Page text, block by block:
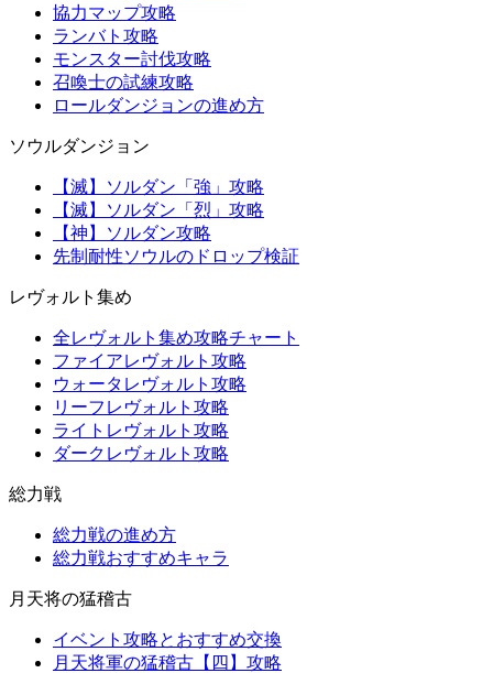
協力マップ攻略
ランバト攻略
モンスター討伐攻略
召喚士の試練攻略
ロールダンジョンの進め方
ソウルダンジョン
【滅】ソルダン「強」攻略
【滅】ソルダン「烈」攻略
【神】ソルダン攻略
先制耐性ソウルのドロップ検証
レヴォルト集め
全レヴォルト集め攻略チャート
ファイアレヴォルト攻略
ウォータレヴォルト攻略
リーフレヴォルト攻略
ライトレヴォルト攻略
ダークレヴォルト攻略
総力戦
総力戦の進め方
総力戦おすすめキャラ
月天将の猛稽古
イベント攻略とおすすめ交換
月天将軍の猛稽古【四】攻略